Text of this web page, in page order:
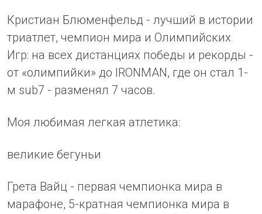
Кристиан Блюменфельд - лучший в истории
триатлет, чемпион мира и Олимпийских
Игр: на всех дистанциях победы и рекорды -
от «олимпийки» до IRONMAN, где он стал 1-
м sub7 - разменял 7 часов.
Моя любимая легкая атлетика:
великие бегуньи
Грета Вайц - первая чемпионка мира в
марафоне, 5-кратная чемпионка мира в